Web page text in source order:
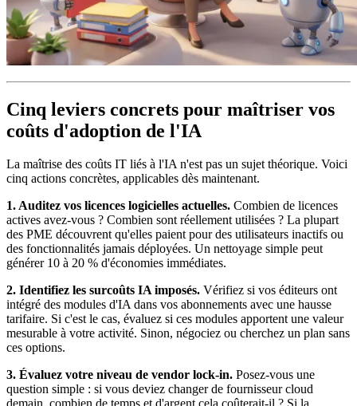
Cinq leviers concrets pour maîtriser vos
coûts d'adoption de l'IA
La maîtrise des coûts IT liés à l'IA n'est pas un sujet théorique. Voici
cinq actions concrètes, applicables dès maintenant.
1. Auditez vos licences logicielles actuelles. Combien de licences
actives avez-vous ? Combien sont réellement utilisées ? La plupart
des PME découvrent qu'elles paient pour des utilisateurs inactifs ou
des fonctionnalités jamais déployées. Un nettoyage simple peut
générer 10 à 20 % d'économies immédiates.
2. Identifiez les surcoûts IA imposés. Vérifiez si vos éditeurs ont
intégré des modules d'IA dans vos abonnements avec une hausse
tarifaire. Si c'est le cas, évaluez si ces modules apportent une valeur
mesurable à votre activité. Sinon, négociez ou cherchez un plan sans
ces options.
3. Évaluez votre niveau de vendor lock-in. Posez-vous une
question simple : si vous deviez changer de fournisseur cloud